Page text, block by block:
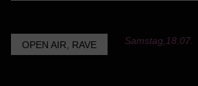
OPEN AIR RAVE Samstag, 18.07.